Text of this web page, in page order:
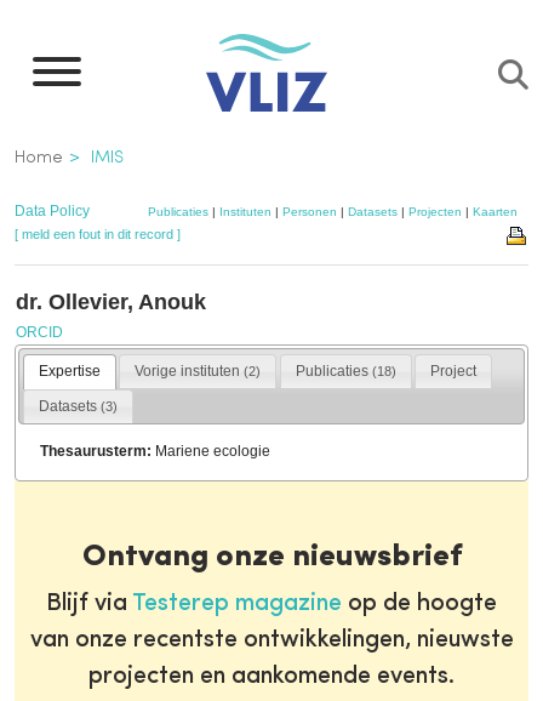
naar
inhoud
gaan
Kruimelpad
Home IMIS
Data Policy Publicaties| Instituten | Personen | Datasets| Projecten | Kaarten
[ meld een fout in dit record ]
dr. Ollevier, Anouk
ORCID
Expertise Vorige instituten(2) Publicaties (18) Project
Datasets (3)
Thesaurusterm: Mariene ecologie
Ontvang onze nieuwsbrief
Blijf via Testerep magazine op de hoogte
van onze recentste ontwikkelingen, nieuwste
projecten en aankomende events.